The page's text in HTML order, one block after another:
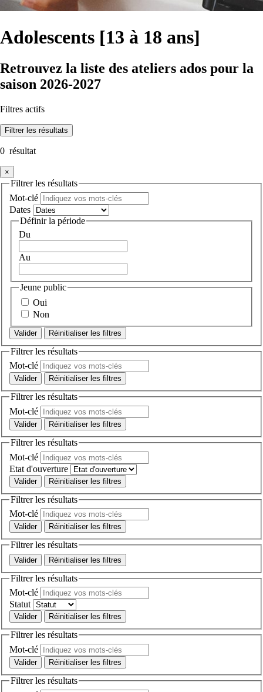
Adolescents [13 à 18 ans]
Retrouvez la liste des ateliers ados pour la
saison 2026-2027
Filtres actifs
Filtrer les résultats
0 résultat
×
Filtrer les résultats
Mot-clé
Dates
Définir la période
Du
Au
Jeune public
Oui
Non
Réinitialiser les filtres
Filtrer les résultats
Mot-clé
Réinitialiser les filtres
Filtrer les résultats
Mot-clé
Réinitialiser les filtres
Filtrer les résultats
Mot-clé
Etat d'ouverture
Réinitialiser les filtres
Filtrer les résultats
Mot-clé
Réinitialiser les filtres
Filtrer les résultats
Réinitialiser les filtres
Filtrer les résultats
Mot-clé
Statut
Réinitialiser les filtres
Filtrer les résultats
Mot-clé
Réinitialiser les filtres
Filtrer les résultats